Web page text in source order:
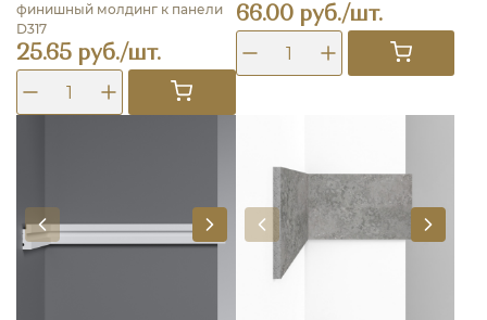
финишный молдинг к панели
D317
25.65 руб./шт.
66.00 руб./шт.